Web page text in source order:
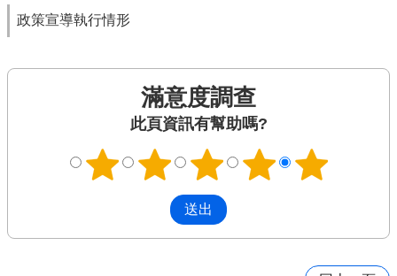
政策宣導執行情形
滿意度調查
此頁資訊有幫助嗎?